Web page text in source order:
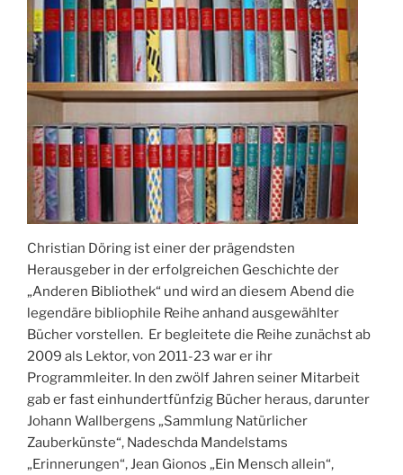
Christian Döring ist einer der prägendsten
Herausgeber in der erfolgreichen Geschichte der
„Anderen Bibliothek“ und wird an diesem Abend die
legendäre bibliophile Reihe anhand ausgewählter
Bücher vorstellen. Er begleitete die Reihe zunächst ab
2009 als Lektor, von 2011-23 war er ihr
Programmleiter. In den zwölf Jahren seiner Mitarbeit
gab er fast einhundertfünfzig Bücher heraus, darunter
Johann Wallbergens „Sammlung Natürlicher
Zauberkünste“, Nadeschda Mandelstams
„Erinnerungen“, Jean Gionos „Ein Mensch allein“,